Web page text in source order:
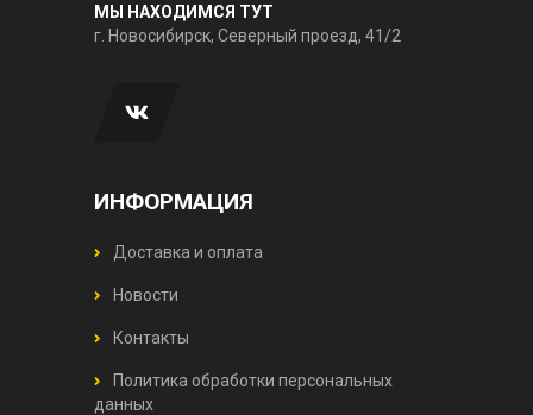
МЫ НАХОДИМСЯ ТУТ
г. Новосибирск, Северный проезд, 41/2
ИНФОРМАЦИЯ
Доставка и оплата
Новости
Контакты
Политика обработки персональных
данных